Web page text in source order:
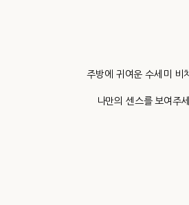
주방에 귀여운 수세미 비
나만의 센스를 보여주